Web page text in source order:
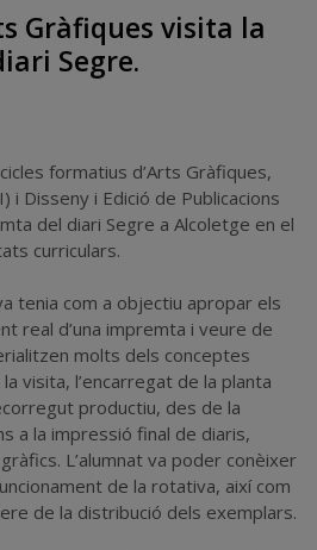
Gràfiques visita la
Segre.
formatius d’Arts Gràfiques,
i Disseny i Edició de Publicacions
del diari Segre a Alcoletge en el
curriculars.
tenia com a objectiu apropar els
real d’una impremta i veure de
molts dels conceptes
visita, l’encarregat de la planta
productiu, des de la
a la impressió final de diaris,
L’alumnat va poder conèixer
de la rotativa, així com
de la distribució dels exemplars.